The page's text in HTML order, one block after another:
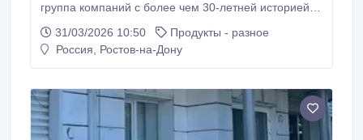
группа компаний с более чем 30-летней историей.
а также других сахарных продуктов. Наши клиенты
— Россия и зарубежье, уровень повторных закупок
Упаковка мешки * Строгий контроль качества,
стабильные поставки круглый год * Опыт экспортных
поставок в десятки стран * Гибкие условия
31/03/2026 10:50
Продукты - разное
Россия, Ростов-на-Дону